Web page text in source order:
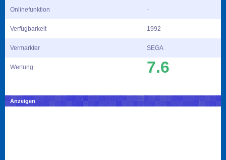
Onlinefunktion -
Verfügbarkeit 1992
Vermarkter SEGA
Wertung 7.6
Anzeigen